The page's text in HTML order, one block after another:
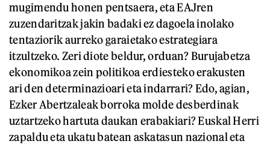
mugimendu honen pentsaera, eta EAJren
zuzendaritzak jakin badaki ez dagoela inolako
tentaziorik aurreko garaietako estrategiara
itzultzeko. Zeri diote beldur, orduan? Burujabetza
ekonomikoa zein politikoa erdiesteko erakusten
ari den determinazioari eta indarrari? Edo, agian,
Ezker Abertzaleak borroka molde desberdinak
uztartzeko hartuta daukan erabakiari? Euskal Herri
zapaldu eta ukatu batean askatasun nazional eta